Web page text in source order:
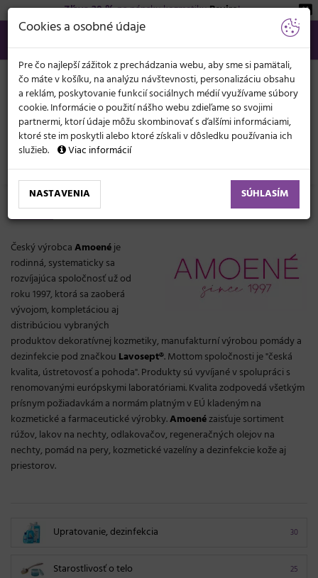
Zľava 20 %na pánsku kozmetikuBeviro!
02/21 201 099
info@svetkadernictva.sk
Po−pia: 8−17
Všetko o nákupe €
KATEGÓRIE
MENU
Značky Amoené
Amoené
Český výrobcaAmoenéje
rodinná, systematicky sa
rozvíjajúca spoločnosť už od
roku 1997, ktorá sa zaoberá
vývojom, kompletáciou aj
distribúciou vybraných
produktov dekoratívnej kozmetiky, manufakturní výrobou pomády a
dezinfekcie pod značkou Lavosept®. Mottom spoločnosti je "česká
kvalita, ústretovosť a pohoda". Produkty sú vyvíjané v spolupráci s
renomovanými európskymi laboratóriami. Kvalita zodpovedá všetkým
prísnym požiadavkám a normám platným v EÚ kladeným na
kozmetické a farmaceutické výrobky.Amoenézaisťuje sortiment
rúžov, lakov na nechty, odlakovačov, regeneračných olejov na
nechty, pomád na pery, kozmetické vazelíny a dezinfekcie kože aj
priestorov.
30
Upratovanie, dezinfekcia
25
Starostlivosť o telo
Cookies a osobné údaje
Pre čo najlepší zážitok z prechádzania webu, aby sme si pamätali,
čo máte v košíku, na analýzu návštevnosti, personalizáciu obsahu
a reklám, poskytovanie funkcií sociálnych médií využívame súbory
cookie. Informácie o použití nášho webu zdieľame so svojimi
partnermi, ktorí údaje môžu skombinovať s ďalšími informáciami,
ktoré ste im poskytli alebo ktoré získali v dôsledku používania ich
služieb.
Viac informácií
NASTAVENIA SÚHLASÍM